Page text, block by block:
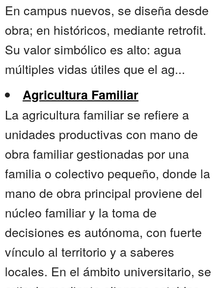
En campus nuevos, se diseña desde
obra; en históricos, mediante retrofit.
Su valor simbólico es alto: agua
múltiples vidas útiles que el ag...
Agricultura Familiar
La agricultura familiar se refiere a
unidades productivas con mano de
obra familiar gestionadas por una
familia o colectivo pequeño, donde la
mano de obra principal proviene del
núcleo familiar y la toma de
decisiones es autónoma, con fuerte
vínculo al territorio y a saberes
locales. En el ámbito universitario, se